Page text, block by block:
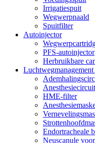
Irrigatiespuit
Wegwerpnaald
Spuitfilter
Autoinjector
PFS-autoinjector
Herbruikbare
Luchtwegmanagement
Anesthesiecircuit
HME-filter
Endortracheale
Neuscanule